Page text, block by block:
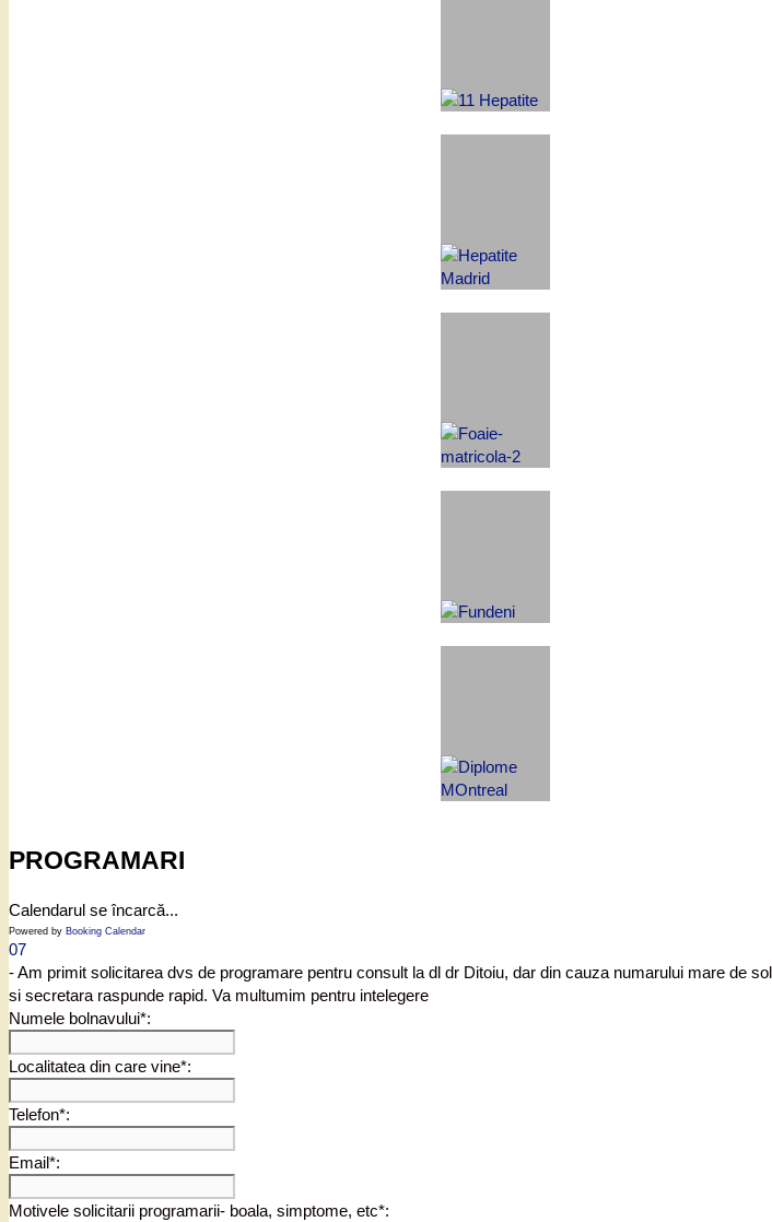
PROGRAMARI
Calendarul se încarcă...
Powered by Booking Calendar
07
- Am primit solicitarea dvs de programare pentru consult la dl dr Ditoiu, dar din cauza numarului mare de
si secretara raspunde rapid. Va multumim pentru intelegere
Numele bolnavului*:
Localitatea din care vine*:
Telefon*:
Email*:
Motivele solicitarii programarii- boala, simptome, etc*: